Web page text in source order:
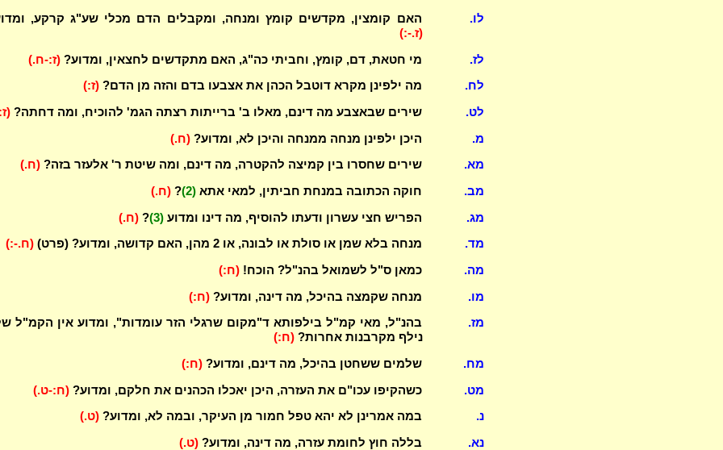
לו.
האם קומצין, מקדשים קומץ ומנחה, ומקבלים הדם מכלי שע"ג קרקע,
(ז.-:)
לז. מי חטאת, דם, קומץ, וחביתי כה"ג, האם מתקדשים לחצאין, ומדוע?(ז:-ח.)
לח. מה ילפינן מקרא דוטבל הכהן את אצבעו בדם והזה מן הדם?(ז:)
לט. שירים שבאצבע מה דינם, מאלו ב' ברייתות רצתה הגמ' להוכיח, ומה דחתה?
מ. היכן ילפינן מנחה ממנחה והיכן לא, ומדוע?(ח.)
מא. שירים שחסרו בין קמיצה להקטרה, מה דינם, ומה שיטת ר' אלעזר בזה?(ח.)
מב. חוקה הכתובה במנחת חביתין, למאי אתא(2)
?(ח.)
מג. הפריש חצי עשרון ודעתו להוסיף, מה דינו ומדוע(3)
?(ח.)
מד. מנחה בלא שמן או סולת או לבונה, או 2 מהן, האם קדושה, ומדוע? (פרט) (ח.-:)
מה. כמאן ס"ל לשמואל בהנ"ל? הוכח!(ח:)
מו. מנחה שקמצה בהיכל, מה דינה, ומדוע?(ח:)
מז.
בהנ"ל, מאי קמ"ל בילפותא ד"מקום שרגלי הזר עומדות", ומדוע אין הקמ"ל
נילף מקרבנות אחרות? (ח:)
מח. שלמים ששחטן בהיכל, מה דינם, ומדוע?(ח:)
מט. כשהקיפו עכו"ם את העזרה, היכן יאכלו הכהנים את חלקם, ומדוע?(ח:-ט.)
נ. במה אמרינן לא יהא טפל חמור מן העיקר, ובמה לא, ומדוע?(ט.)
נא. בללה חוץ לחומת עזרה, מה דינה, ומדוע?(ט.)